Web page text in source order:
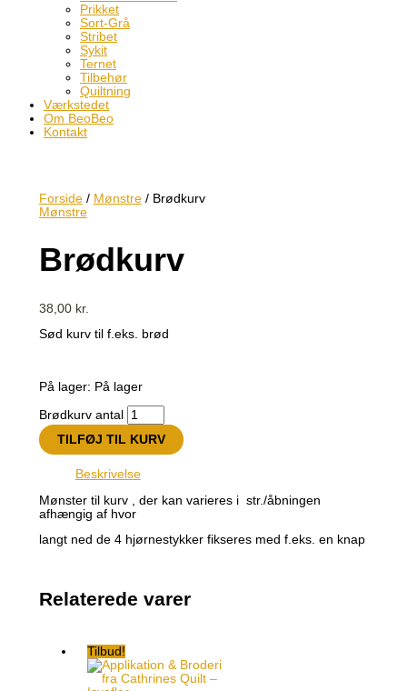
Prikket
Sort-Grå
Stribet
Sykit
Ternet
Tilbehør
Quiltning
Værkstedet
Om BeoBeo
Kontakt
Forside/ Mønstre/ Brødkurv
Mønstre
Brødkurv
38,00 kr.
Sød kurv til f.eks. brød
På lager: På lager
Brødkurv antal
TILFØJ TIL KURV
Beskrivelse
Mønster til kurv , der kan varieres i str./åbningen
afhængig af hvor
langt ned de 4 hjørnestykker fikseres med f.eks. en knap
Relaterede varer
Tilbud!